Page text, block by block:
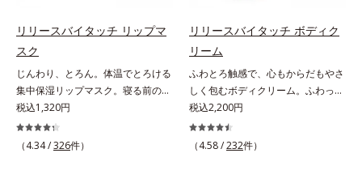
効果で目元の巡りをスムーズにし、
乾燥をケアして目元スッキリ。さら
にワイルドタイムエキス(*5)が肌の
キメを整え、ブライトニングフィル
ター(*6)が光をコントロールして目
元のくすみを払い、透明感のある目
元へ整えます。メイクの上からでも
ＯＫだから、メイク直しのついでに
実現できなかった、“濃密なうるお
つの感触の両立に成功。ごわつく年
齢肌を柔肌に整え、未体験の肌感触
を叶えます。*1 保湿*2 年齢に応じ
たお手入れ *3 D.N.A.＝Daily New
Approach*4 HSP含有酵母エキス＝
保湿成分*5 角層内
リリースバイタッチ リップマ
スク
じんわり、とろん。体温でとろける
集中保湿リップマスク。寝る前のひ
と塗りでやわらかな唇へ。集中保湿
リップマスクです。バームのような
固めのテクスチャーが体温でじんわ
税込1,320円
（4.34 /326件）
リリースバイタッチ ボディク
リーム
ふわとろ触感で、心もからだもやさ
しく包むボディクリーム。ふわっと
軽やかで、ぽよっと弾むユニーク触
感。なじませると摩擦と皮膚温でほ
どけるボディクリームです。うっと
税込2,200円
（4.58 /232件）